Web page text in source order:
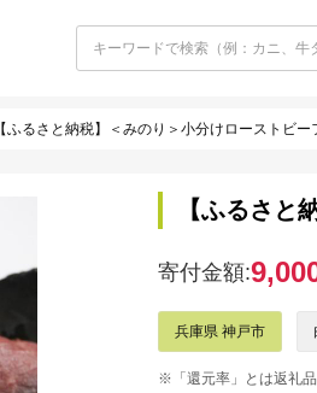
【ふるさと納税】＜みのり＞小分けローストビー
【ふるさと
寄付金額:
兵庫県 神戸市
※「還元率」とは返礼